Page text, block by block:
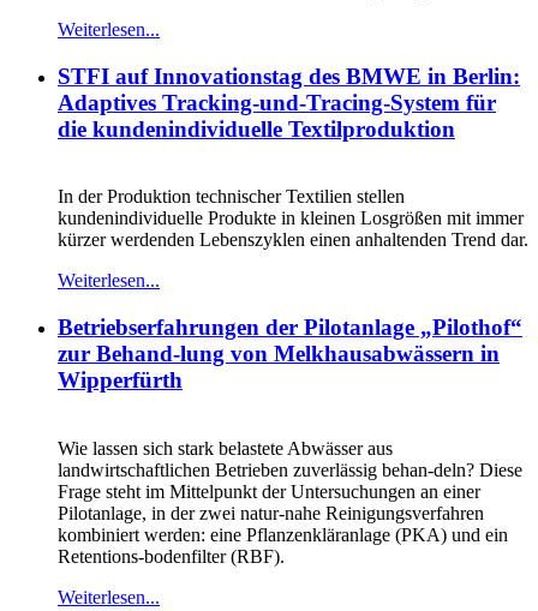
Weiterlesen...
STFI auf Innovationstag des BMWE in Berlin:
Adaptives Tracking-und-Tracing-System für
die kundenindividuelle Textilproduktion
In der Produktion technischer Textilien stellen
kundenindividuelle Produkte in kleinen Losgrößen mit immer
kürzer werdenden Lebenszyklen einen anhaltenden Trend dar.
Weiterlesen...
Betriebserfahrungen der Pilotanlage „Pilothof“
zur Behand-lung von Melkhausabwässern in
Wipperfürth
Wie lassen sich stark belastete Abwässer aus
landwirtschaftlichen Betrieben zuverlässig behan-deln? Diese
Frage steht im Mittelpunkt der Untersuchungen an einer
Pilotanlage, in der zwei natur-nahe Reinigungsverfahren
kombiniert werden: eine Pflanzenkläranlage (PKA) und ein
Retentions-bodenfilter (RBF).
Weiterlesen...